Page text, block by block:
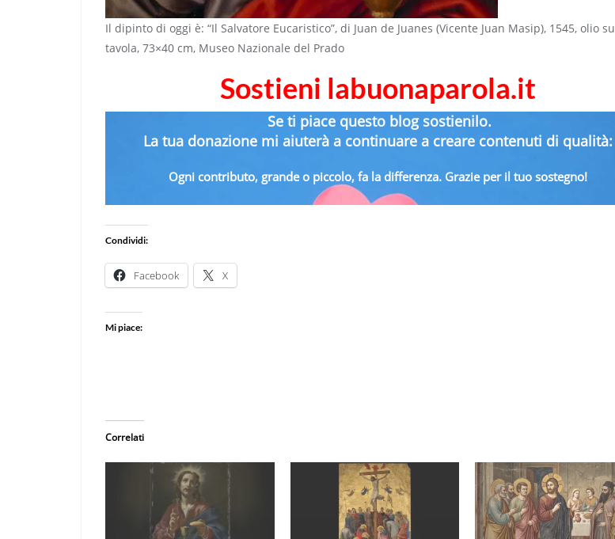
Il dipinto di oggi è: “Il Salvatore Eucaristico”, di Juan de Juanes (Vicente Juan Masip), 1545, olio su
tavola, 73×40 cm, Museo Nazionale del Prado
Sostieni labuonaparola.it
Se ti piace questo blog sostienilo.
La tua donazione mi aiuterà a continuare a creare contenuti di qualità:
Ogni contributo, grande o piccolo, fa la differenza. Grazie per il tuo sostegno!
Condividi:
Facebook X
Mi piace:
Correlati